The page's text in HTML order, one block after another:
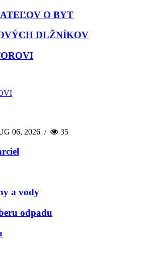
O BYT
DLŽNÍKOV
06, 2026 / 35
a vody
odpadu